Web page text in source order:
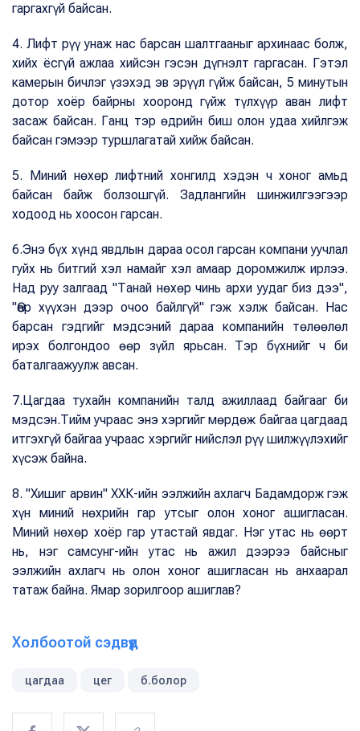
гаргахгүй байсан.
4. Лифт рүү унаж нас барсан шалтгааныг архинаас болж,
хийх ёсгүй ажлаа хийсэн гэсэн дүгнэлт гаргасан. Гэтэл
камерын бичлэг үзэхэд эв эрүүл гүйж байсан, 5 минутын
дотор хоёр байрны хооронд гүйж түлхүүр аван лифт
засаж байсан. Ганц тэр өдрийн биш олон удаа хийлгэж
байсан гэмээр туршлагатай хийж байсан.
5. Миний нөхөр лифтний хонгилд хэдэн ч хоног амьд
байсан байж болзошгүй. Задлангийн шинжилгээгээр
ходоод нь хоосон гарсан.
6.Энэ бүх хүнд явдлын дараа осол гарсан компани уучлал
гуйх нь битгий хэл намайг хэл амаар доромжилж ирлээ.
Над руу залгаад "Танай нөхөр чинь архи уудаг биз дээ",
"Өөр хүүхэн дээр очоо байлгүй" гэж хэлж байсан. Нас
барсан гэдгийг мэдсэний дараа компанийн төлөөлөл
ирэх болгондоо өөр зүйл ярьсан. Тэр бүхнийг ч би
баталгаажуулж авсан.
7.Цагдаа тухайн компанийн талд ажиллаад байгааг би
мэдсэн.Тийм учраас энэ хэргийг мөрдөж байгаа цагдаад
итгэхгүй байгаа учраас хэргийг нийслэл рүү шилжүүлэхийг
хүсэж байна.
8. "Хишиг арвин" ХХК-ийн ээлжийн ахлагч Бадамдорж гэж
хүн миний нөхрийн гар утсыг олон хоног ашигласан.
Миний нөхөр хоёр гар утастай явдаг. Нэг утас нь өөрт
нь, нэг самсунг-ийн утас нь ажил дээрээ байсныг
ээлжийн ахлагч нь олон хоног ашигласан нь анхаарал
татаж байна. Ямар зорилгоор ашиглав?
Холбоотой сэдвүүд
цагдаа цег б.болор